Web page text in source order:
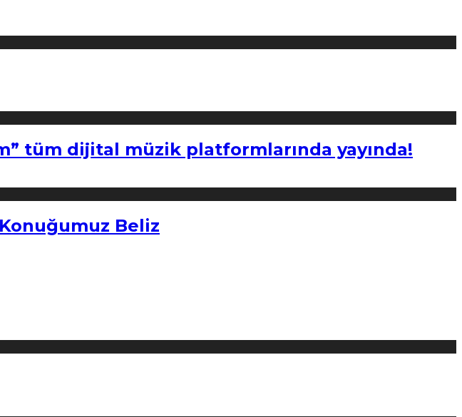
tüm dijital müzik platformlarında yayında!
Beliz